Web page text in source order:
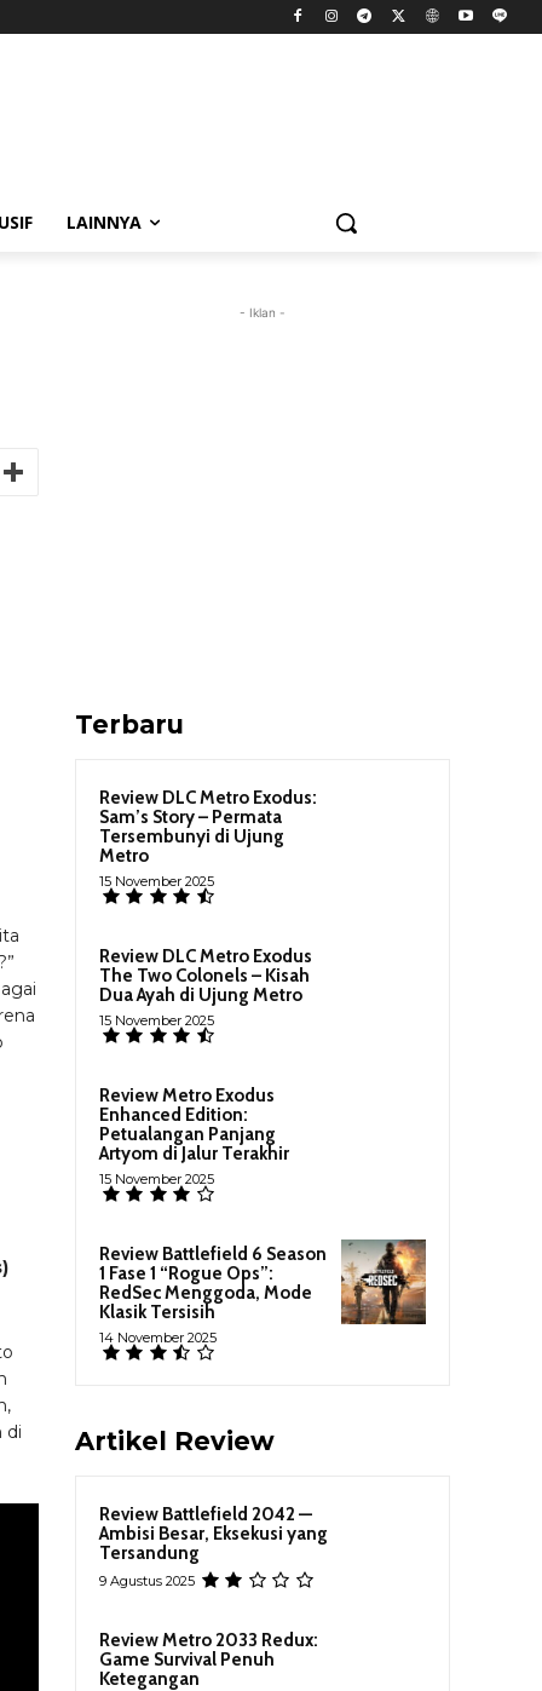
LAINNYA
di
- Iklan -
Terbaru
Review DLC Metro Exodus:
Sam’s Story – Permata
Tersembunyi di Ujung
Metro
15 November 2025
Review DLC Metro Exodus
The Two Colonels – Kisah
Dua Ayah di Ujung Metro
15 November 2025
Review Metro Exodus
Enhanced Edition:
Petualangan Panjang
Artyom di Jalur Terakhir
15 November 2025
Review Battlefield 6 Season
1 Fase 1 “Rogue Ops”:
RedSec Menggoda, Mode
Klasik Tersisih
14 November 2025
Artikel Review
Review Battlefield 2042 —
Ambisi Besar, Eksekusi yang
Tersandung
9 Agustus 2025
Review Metro 2033 Redux:
Game Survival Penuh
Ketegangan